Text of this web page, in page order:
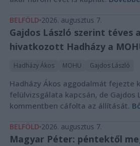
BELFÖLD 2026. augusztus 7.
Gajdos László szerint téves
hivatkozott Hadházy a
Hadházy Ákos MOHU Gajdos László
Hadházy Ákos aggodalmát fejezte
felülvizsgálata kapcsán, de Gajdos
kommentben cáfolta az állítását.
BELFÖLD 2026. augusztus 7.
Magyar Péter: péntektől